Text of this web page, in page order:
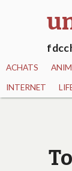
ACHATS
INTERNET